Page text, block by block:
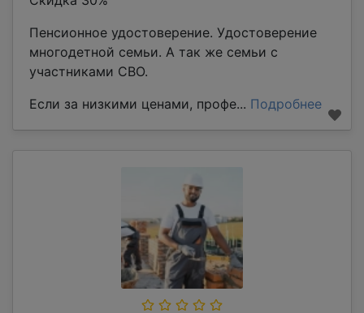
Пенсионное удостоверение. Удостоверение
многодетной семьи. А так же семьи с
участниками СВО.
Если за низкими ценами, профе... Подробнее